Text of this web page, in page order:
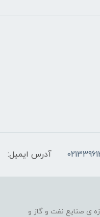
آدرس ایمیل:
ی صنایع نفت و گاز و